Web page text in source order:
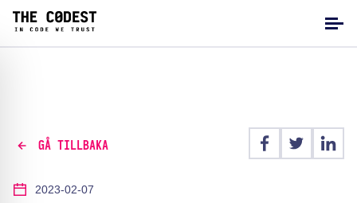
GÅ TILLBAKA
2023-02-07